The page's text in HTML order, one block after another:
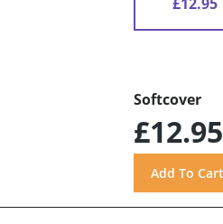
Softcover
£12.95